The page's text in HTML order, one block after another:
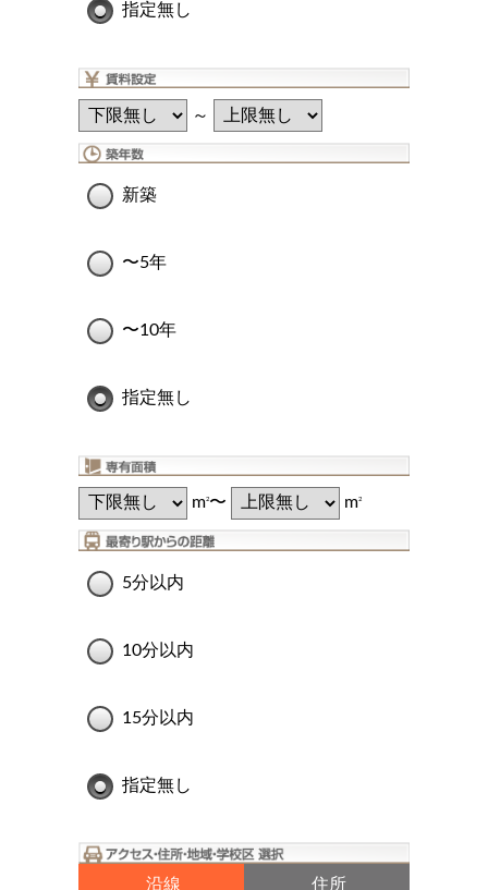
指定無し
～
新築
〜5年
〜10年
指定無し
m2〜 m2
5分以内
10分以内
15分以内
指定無し
沿線 住所